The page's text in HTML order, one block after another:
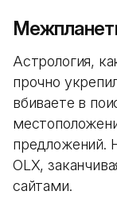
Астрология,
прочно
вбиваете в
предложений.
OLX,
сайтами.